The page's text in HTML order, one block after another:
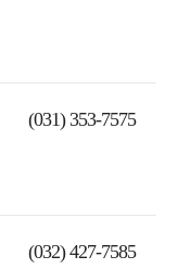
(031) 353-7575
(032) 427-7585